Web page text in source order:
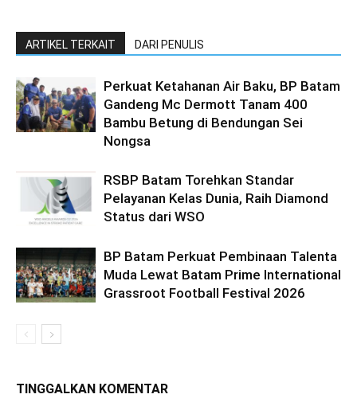
ARTIKEL TERKAIT DARI PENULIS
Perkuat Ketahanan Air Baku, BP Batam
Gandeng Mc Dermott Tanam 400
Bambu Betung di Bendungan Sei
Nongsa
RSBP Batam Torehkan Standar
Pelayanan Kelas Dunia, Raih Diamond
Status dari WSO
BP Batam Perkuat Pembinaan Talenta
Muda Lewat Batam Prime International
Grassroot Football Festival 2026
TINGGALKAN KOMENTAR